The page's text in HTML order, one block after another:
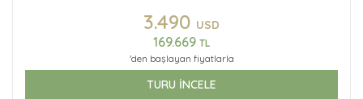
3.490 USD
169.669 TL
'den başlayan fiyatlarla
TURU İNCELE